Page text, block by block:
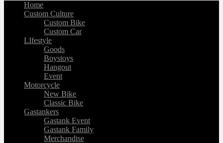
Home
Custom Culture
Custom Bike
Custom Car
LIfestyle
Goods
Boystoys
Hangout
Event
Motorcycle
New Bike
Classic Bike
Gastankers
Gastank Event
Gastank Family
Merchandise